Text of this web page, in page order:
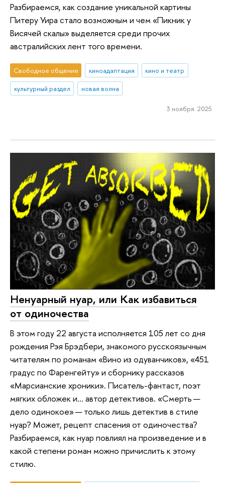
Разбираемся, как создание уникальной картины
Питеру Уира стало возможным и чем «Пикник у
Висячей скалы» выделяется среди прочих
австралийских лент того времени.
Свободное общение киноадаптация
кино и театр
культурный раздел
новая волна
3 ноября 2025
Ненуарный нуар, или Как избавиться
от одиночества
В этом году 22 августа исполняется 105 лет со дня
рождения Рэя Брэдбери, знакомого русскоязычным
читателям по романам «Вино из одуванчиков», «451
градус по Фаренгейту» и сборнику рассказов
«Марсианские хроники». Писатель-фантаст, поэт
мягких обложек и… автор детективов. «Смерть —
дело одинокое» — только лишь детектив в стиле
нуар? Может, рецепт спасения от одиночества?
Разбираемся, как нуар повлиял на произведение и в
какой степени роман можно причислить к этому
стилю.